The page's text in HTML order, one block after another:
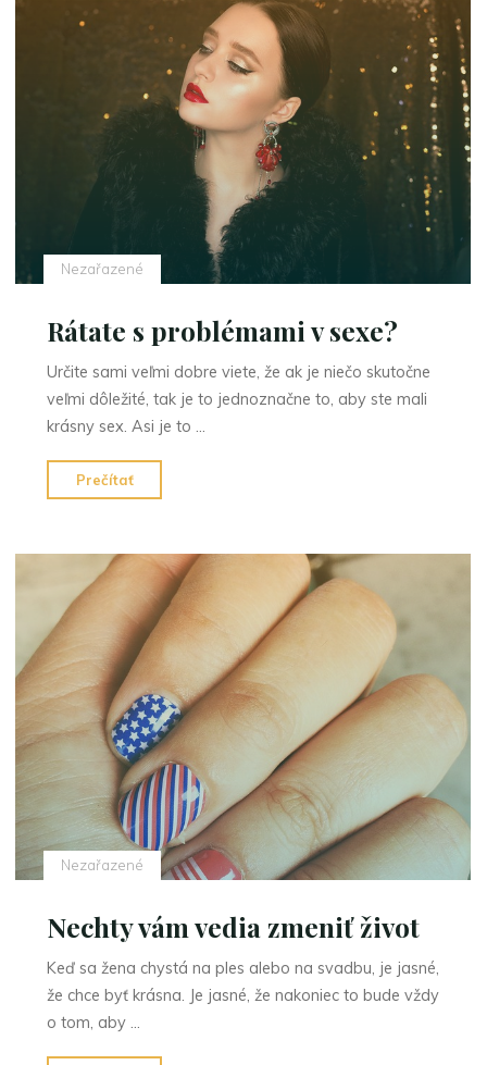
sexom"
Nezařazené
Rátate s problémami v sexe?
Určite sami veľmi dobre viete, že ak je niečo skutočne
veľmi dôležité, tak je to jednoznačne to, aby ste mali
krásny sex. Asi je to …
Prečítať
s
v
sexe?"
Nezařazené
Nechty vám vedia zmeniť život
Keď sa žena chystá na ples alebo na svadbu, je jasné,
že chce byť krásna. Je jasné, že nakoniec to bude vždy
o tom, aby …